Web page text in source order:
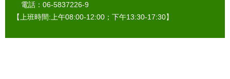
電話：06-5837226-9
【上班時間:上午08:00-12:00；下午13:30-17:30】